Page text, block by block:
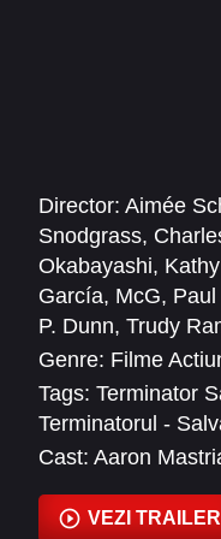
Director: Aimée
Snodgrass,
Okabayashi,
García, McG,
P. Dunn, Trudy
Genre: Filme
Tags: Terminator
Terminatorul -
Cast: Aaron
Southerland,
VEZI TRAILER